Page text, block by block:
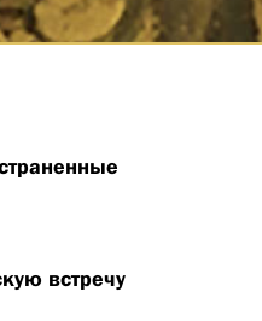
встречу